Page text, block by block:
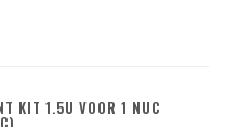
connectoren met kabel in het
is er plaats voor 1 of 2x
KIT 1.5U VOOR 1 NUC